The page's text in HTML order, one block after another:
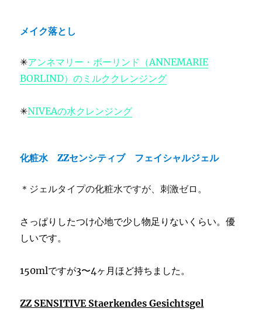
メイク落とし
✳︎アンネマリー・ボーリンド（ANNEMARIE
BORLIND）のミルククレンジング
✳︎NIVEAの水クレンジング
化粧水 ZZセンシティブ フェイシャルジェル
＊ジェルタイプの化粧水ですが、刺激ゼロ。
さっぱりしたつけ心地で少し物足りないくらい。優
しいです。
150mlですが3〜4ヶ月ほど持ちました。
ZZ SENSITIVE Staerkendes Gesichtsgel